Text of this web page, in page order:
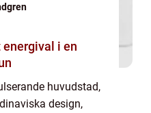
huvudstad,
design,